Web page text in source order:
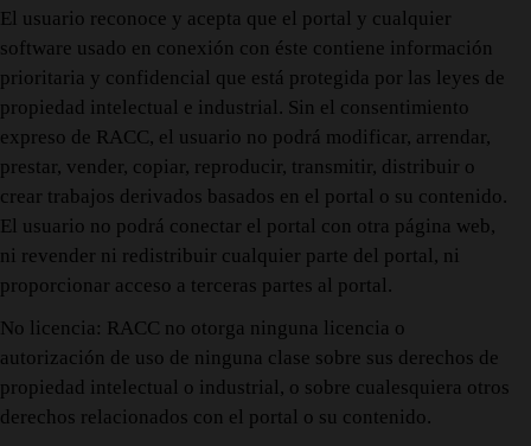
El usuario reconoce y acepta que el portal y cualquier
software usado en conexión con éste contiene información
prioritaria y confidencial que está protegida por las leyes de
propiedad intelectual e industrial. Sin el consentimiento
expreso de RACC, el usuario no podrá modificar, arrendar,
prestar, vender, copiar, reproducir, transmitir, distribuir o
crear trabajos derivados basados en el portal o su contenido.
El usuario no podrá conectar el portal con otra página web,
ni revender ni redistribuir cualquier parte del portal, ni
proporcionar acceso a terceras partes al portal.
No licencia: RACC no otorga ninguna licencia o
autorización de uso de ninguna clase sobre sus derechos de
propiedad intelectual o industrial, o sobre cualesquiera otros
derechos relacionados con el portal o su contenido.